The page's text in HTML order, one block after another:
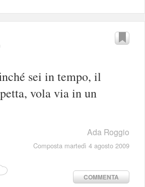
sei in tempo, il
vola via in un
Ada Roggio
Composta martedì 4 agosto 2009
COMMENTA